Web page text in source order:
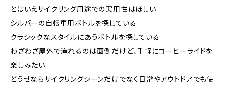
とはいえサイクリング用途での実用性はほしい
シルバーの自転車用ボトルを探している
クラシックなスタイルにあうボトルを探している
わざわざ屋外で淹れるのは面倒だけど、手軽にコーヒーライドを
楽しみたい
どうせならサイクリングシーンだけでなく日常やアウトドアでも使